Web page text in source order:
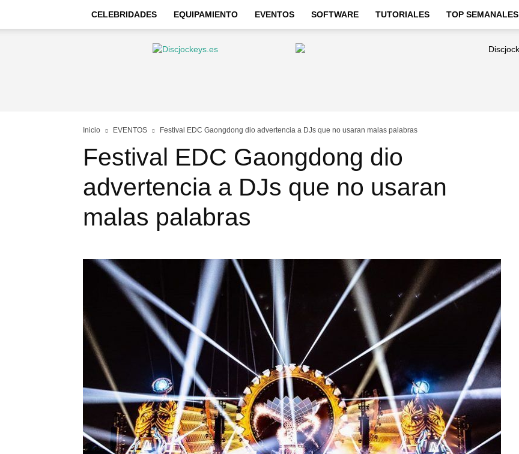
CELEBRIDADES EQUIPAMIENTO EVENTOS SOFTWARE TUTORIALES TOP SEMANALES
Discjockeys
Inicio EVENTOS Festival EDC Gaongdong dio advertencia a DJs que no usaran malas palabras
Festival EDC Gaongdong dio
advertencia a DJs que no usaran
malas palabras